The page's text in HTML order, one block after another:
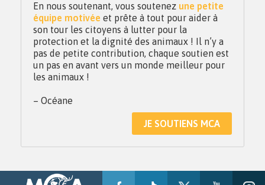
En nous soutenant, vous soutenez une petite
équipe motivée et prête à tout pour aider à
son tour les citoyens à lutter pour la
protection et la dignité des animaux ! Il n’y a
pas de petite contribution, chaque soutien est
un pas en avant vers un monde meilleur pour
les animaux !
– Océane
JE SOUTIENS MCA